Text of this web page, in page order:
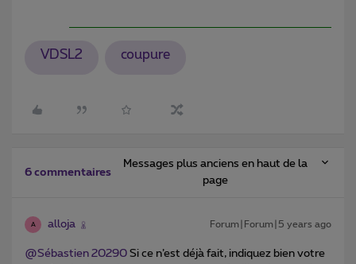
VDSL2 coupure
6 commentaires
Messages plus anciens en haut de la
page
A alloja Forum|Forum|5 years ago
@Sébastien 20290 Si ce n’est déjà fait, indiquez bien votre